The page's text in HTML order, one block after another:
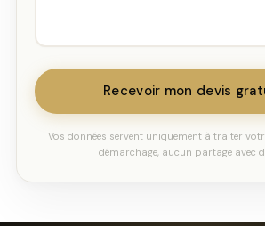
Recevoir mon devis
Vos données servent uniquement à traiter
démarchage, aucun partage avec